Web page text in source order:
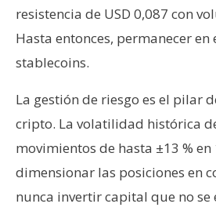
resistencia de USD 0,087 con
Hasta entonces, permanecer en
stablecoins.
La gestión de riesgo es el pilar
cripto. La volatilidad histórica
movimientos de hasta ±13 % en
dimensionar las posiciones en
nunca invertir capital que no se